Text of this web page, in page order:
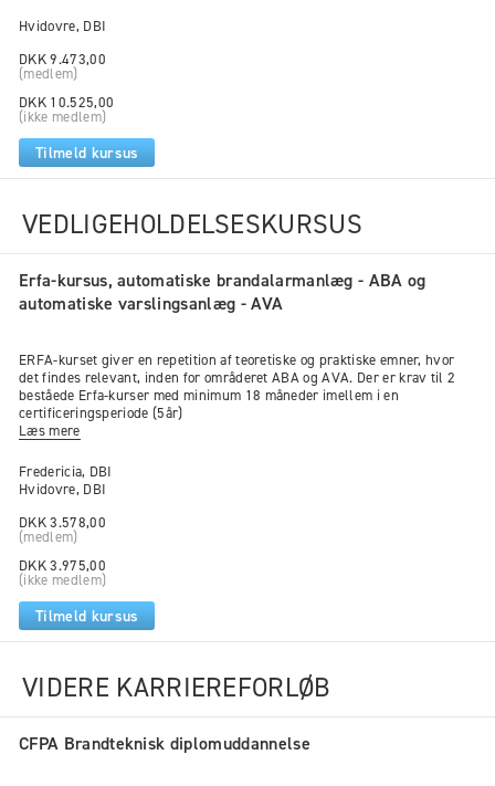
område. Det er vigtigt, at du sikrer dig, at dokumentationen
er fyldestgørende.
(DRO)hos DBI, som også udsteder certifikatet. Din
certificering skal fornyes hvert år, og derfor skal du
indsende dokumentation for dine kompetencer en gang om
året.
DRO kan kontaktes påregistrering@brandogsikring.dk
på 36 34 90 00 , hvis du har spørgsmål vedrørende
ansøgning om personcertificering.
"Varslingsanlæg - Projektering, installation og vedligeholdelse", udgivet
august 2021
Hvidovre, DBI
DKK 9.473,00
(medlem)
DKK 10.525,00
(ikke medlem)
Tilmeld kursus
VEDLIGEHOLDELSESKURSUS
Erfa-kursus, automatiske brandalarmanlæg - ABA og
automatiske varslingsanlæg - AVA
ERFA-kurset giver en repetition af teoretiske og praktiske emner, hvor
det findes relevant, inden for områderet ABA og AVA. Der er krav til 2
beståede Erfa-kurser med minimum 18 måneder imellem i en
certificeringsperiode (5år)
Læs mere
Fredericia, DBI
Hvidovre, DBI
DKK 3.578,00
(medlem)
DKK 3.975,00
(ikke medlem)
Tilmeld kursus
VIDERE KARRIEREFORLØB
CFPA Brandteknisk diplomuddannelse